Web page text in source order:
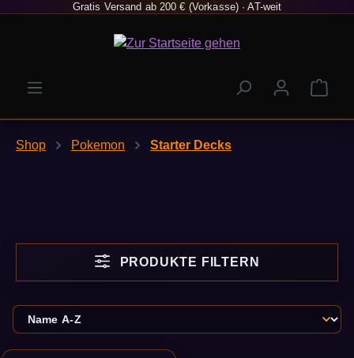
Zum Hauptinhalt springen
Gratis Versand ab 200 € (Vorkasse) · AT-weit
Shop Pokemon Starter Decks
PRODUKTE FILTERN